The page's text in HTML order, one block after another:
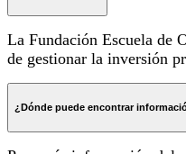
La Fundación Escuela de
de gestionar la inversión
¿Dónde puede encontrar